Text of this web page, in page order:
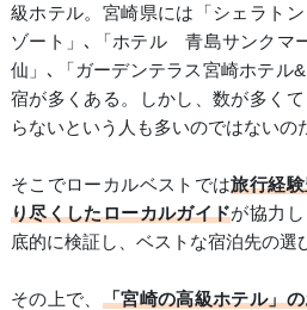
級ホテル。宮崎県には「シェラト
ゾート」､「ホテル 青島サンク
仙」､「ガーデンテラス宮崎ホテル
宿が多くある。しかし、数が多く
らないという人も多いのではないの
そこでローカルベストでは旅行経
り尽くしたローカルガイドが協力
底的に検証し、ベストな宿泊先の選
その上で、 「宮崎の高級ホテル」